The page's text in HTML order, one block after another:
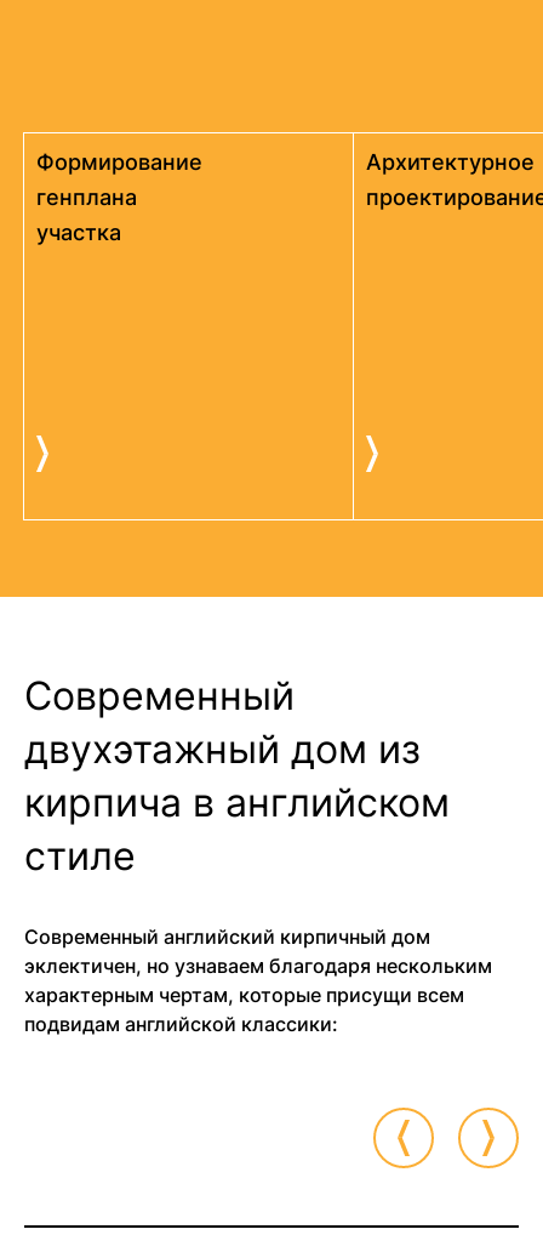
Формирование
генплана
участка
Архитектурное
Современный
двухэтажный дом из
кирпича в английском
стиле
Современный английский кирпичный дом
эклектичен, но узнаваем благодаря нескольким
характерным чертам, которые присущи всем
подвидам английской классики: